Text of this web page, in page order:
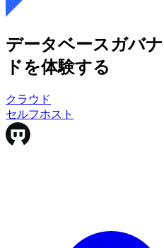
データベースガバ
ドを体験する
クラウド
クラウド
セルフホスト
セルフホスト